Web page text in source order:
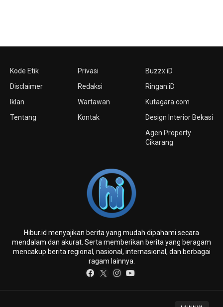
Kode Etik
Disclaimer
Iklan
Tentang
Privasi
Redaksi
Wartawan
Kontak
Buzzx.iD
Ringan.iD
Kutagara.com
Design Interior Bekasi
Agen Property
Cikarang
Hibur.id menyajikan berita yang mudah dipahami secara
mendalam dan akurat. Serta memberikan berita yang beragam
mencakup berita regional, nasional, internasional, dan berbagai
ragam lainnya.